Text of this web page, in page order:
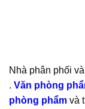
Nhà phân phối
. Văn phòng
phòng phẩm và